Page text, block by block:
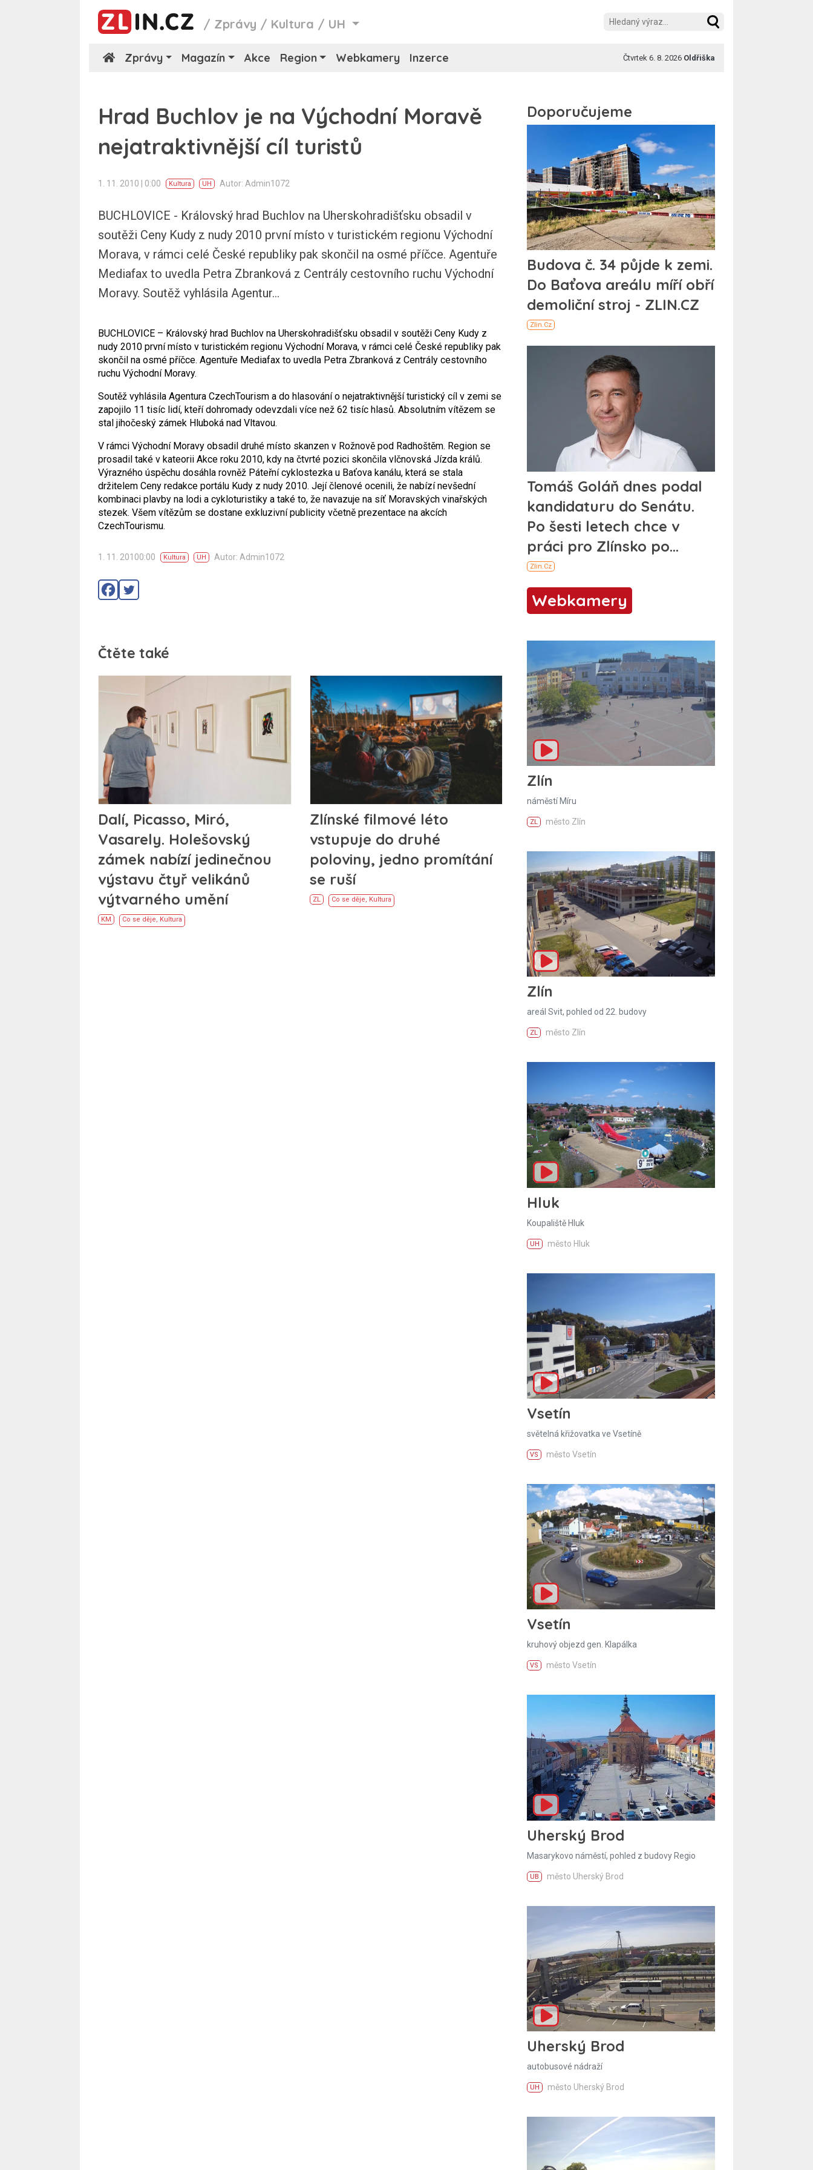
/ Zprávy / Kultura / UH
Zprávy Magazín Akce Region Webkamery Inzerce Čtvrtek 6. 8. 2026 Oldřiška
Hrad Buchlov je na Východní Moravě
nejatraktivnější cíl turistů
1. 11. 2010 | 0:00 Kultura UH Autor: Admin1072
BUCHLOVICE - Královský hrad Buchlov na Uherskohradišťsku obsadil v
soutěži Ceny Kudy z nudy 2010 první místo v turistickém regionu Východní
Morava, v rámci celé České republiky pak skončil na osmé příčce. Agentuře
Mediafax to uvedla Petra Zbranková z Centrály cestovního ruchu Východní
Moravy. Soutěž vyhlásila Agentur...
BUCHLOVICE – Královský hrad Buchlov na Uherskohradišťsku obsadil v soutěži Ceny Kudy z
nudy 2010 první místo v turistickém regionu Východní Morava, v rámci celé České republiky pak
skončil na osmé příčce. Agentuře Mediafax to uvedla Petra Zbranková z Centrály cestovního
ruchu Východní Moravy.
Soutěž vyhlásila Agentura CzechTourism a do hlasování o nejatraktivnější turistický cíl v zemi se
zapojilo 11 tisíc lidí, kteří dohromady odevzdali více než 62 tisíc hlasů. Absolutním vítězem se
stal jihočeský zámek Hluboká nad Vltavou.
V rámci Východní Moravy obsadil druhé místo skanzen v Rožnově pod Radhoštěm. Region se
prosadil také v kateorii Akce roku 2010, kdy na čtvrté pozici skončila vlčnovská Jízda králů.
Výrazného úspěchu dosáhla rovněž Páteřní cyklostezka u Baťova kanálu, která se stala
držitelem Ceny redakce portálu Kudy z nudy 2010. Její členové ocenili, že nabízí nevšední
kombinaci plavby na lodi a cykloturistiky a také to, že navazuje na síť Moravských vinařských
stezek. Všem vítězům se dostane exkluzivní publicity včetně prezentace na akcích
CzechTourismu.
1. 11. 20100:00 Kultura UH Autor: Admin1072
Čtěte také
Dalí, Picasso, Miró,
Vasarely. Holešovský
zámek nabízí jedinečnou
výstavu čtyř velikánů
výtvarného umění
KM Co se děje, Kultura
Zlínské filmové léto
vstupuje do druhé
poloviny, jedno promítání
se ruší
ZL Co se děje, Kultura
Webkamery
Zlín
náměstí Míru
ZL město Zlín
Zlín
areál Svit, pohled od 22. budovy
ZL město Zlín
Hluk
Koupaliště Hluk
UH město Hluk
Vsetín
světelná křižovatka ve Vsetíně
VS město Vsetín
Vsetín
kruhový objezd gen. Klapálka
VS město Vsetín
Uherský Brod
Masarykovo náměstí, pohled z budovy Regio
UB město Uherský Brod
Uherský Brod
autobusové nádraží
UH město Uherský Brod